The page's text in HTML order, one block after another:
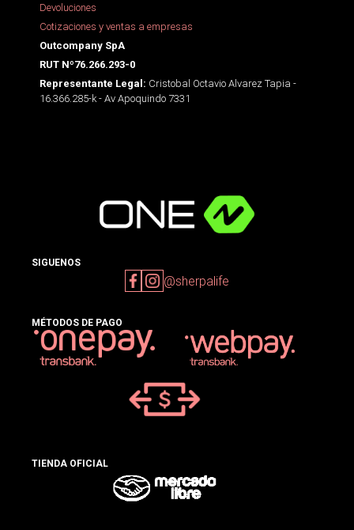
Devoluciones
Cotizaciones y ventas a empresas
Outcompany SpA
RUT Nº76.266.293-0
Representante Legal: Cristobal Octavio Alvarez Tapia -
16.366.285-k - Av Apoquindo 7331
SIGUENOS
@sherpalife
MÉTODOS DE PAGO
TIENDA OFICIAL